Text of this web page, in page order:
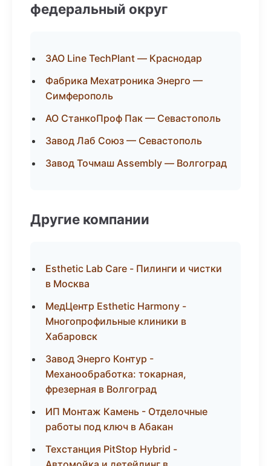
федеральный округ
ЗАО Line TechPlant — Краснодар
Фабрика Мехатроника Энерго —
Симферополь
АО СтанкоПроф Пак — Севастополь
Завод Лаб Союз — Севастополь
Завод Точмаш Assembly — Волгоград
Другие компании
Esthetic Lab Care - Пилинги и чистки
в Москва
МедЦентр Esthetic Harmony -
Многопрофильные клиники в
Хабаровск
Завод Энерго Контур -
Механообработка: токарная,
фрезерная в Волгоград
ИП Монтаж Камень - Отделочные
работы под ключ в Абакан
Техстанция PitStop Hybrid -